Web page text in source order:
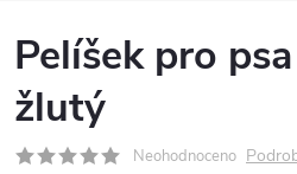
Pelíšek pro
žlutý
Neohodnoceno